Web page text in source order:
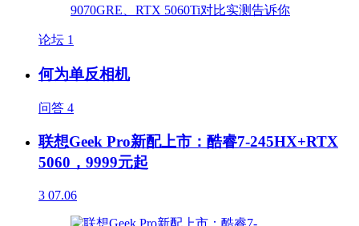
论坛 1
何为单反相机
问答 4
联想Geek Pro新配上市：酷睿7-245HX+RTX
5060，9999元起
3 07.06